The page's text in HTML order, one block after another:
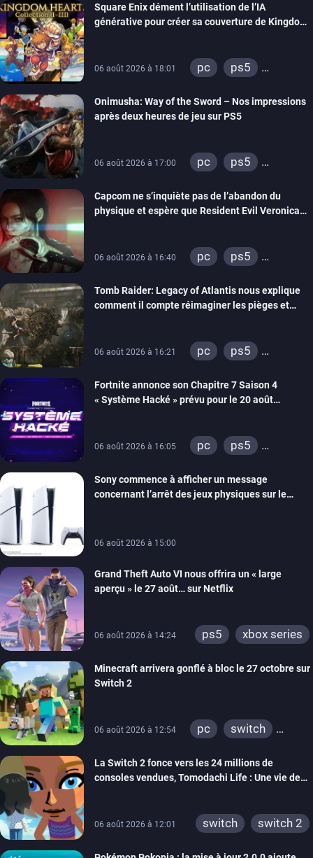
Square Enix dément l’utilisation de l’IA
générative pour créer sa couverture de Kingdom
06 août 2026 à 18:01 pc
ps5
switch 2
Onimusha: Way of the Sword – Nos impressions
après deux heures de jeu sur PS5
06 août 2026 à 17:00 pc
ps5
switch 2
Capcom ne s’inquiète pas de l’abandon du
physique et espère que Resident Evil Veronica
06 août 2026 à 16:40 pc
ps5
switch 2
Tomb Raider: Legacy of Atlantis nous explique
comment il compte réimaginer les pièges et
06 août 2026 à 16:21 pc
ps5
switch 2
Fortnite annonce son Chapitre 7 Saison 4
« Système Hacké » prévu pour le 20 août
06 août 2026 à 16:05 pc
ps5
switch
ios
android
ps4
Sony commence à afficher un message
concernant l’arrêt des jeux physiques sur le
06 août 2026 à 15:00
Grand Theft Auto VI nous offrira un « large
aperçu » le 27 août… sur Netflix
06 août 2026 à 14:24 ps5 xbox series
Minecraft arrivera gonflé à bloc le 27 octobre sur
Switch 2
06 août 2026 à 12:54 pc
switch
xbox one
wiiu
3ds
ps3
switch 2
La Switch 2 fonce vers les 24 millions de
consoles vendues, Tomodachi Life : Une vie de
06 août 2026 à 12:01 switch switch 2